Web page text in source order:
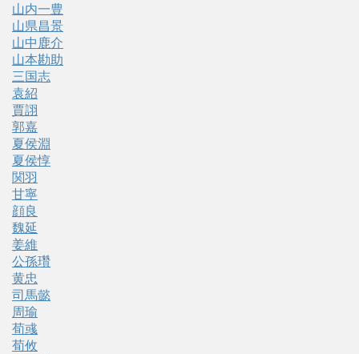
山内一豊
山県昌景
山中鹿介
山本勘助
三国志
袁紹
賈詡
郭嘉
夏侯淵
夏侯惇
関羽
甘寧
顔良
魏延
姜維
公孫瓚
黄忠
司馬懿
周瑜
荀彧
荀攸